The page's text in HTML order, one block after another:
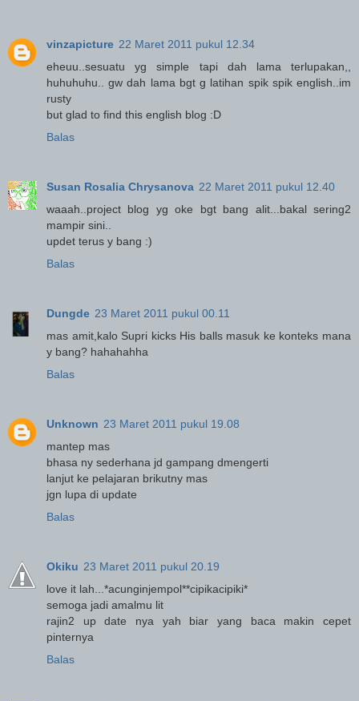
vinzapicture 22 Maret 2011 pukul 12.34
eheuu..sesuatu yg simple tapi dah lama terlupakan,,
huhuhuhu.. gw dah lama bgt g latihan spik spik english..im
rusty
but glad to find this english blog :D
Balas
Susan Rosalia Chrysanova 22 Maret 2011 pukul 12.40
waaah..project blog yg oke bgt bang alit...bakal sering2
mampir sini..
updet terus y bang :)
Balas
Dungde 23 Maret 2011 pukul 00.11
mas amit,kalo Supri kicks His balls masuk ke konteks mana
y bang? hahahahha
Balas
Unknown 23 Maret 2011 pukul 19.08
mantep mas
bhasa ny sederhana jd gampang dmengerti
lanjut ke pelajaran brikutny mas
jgn lupa di update
Balas
Okiku 23 Maret 2011 pukul 20.19
love it lah...*acunginjempol**cipikacipiki*
semoga jadi amalmu lit
rajin2 up date nya yah biar yang baca makin cepet
pinternya
Balas